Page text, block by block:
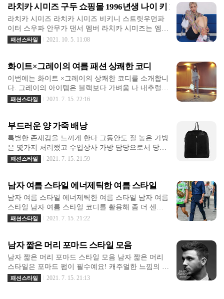
여운 소매 디테일이 더해진 미니 원피스는 당신의 매
력을 한층 업그레이드할 것입니다. 2. 크롭 탑 - "자신
감 넘치는 포인트" 귀여운 패션에 섹시함을 더하고
싶다..
느낌을 주는 컷이다. 주로 이마가 넓은 사람에게 잘
어울리며 얼굴형이 갸름할수록 좋다. 다음으로 투블
럭컷은 윗머리와 아랫머리 길이 차이를 두어 두 개의
블럭 형태로 나누는 커트 방식이다. 전체적으로 깔끔
하고 시원한 느낌을 주며 이목구비가 뚜렷한 사람에
로 올려 이마를 드러내는 스타일로 깔끔하면서도 세
련된 이미지를 연출한다. 다만 직모이거나 모발이 굵
으면 관리가 어려울 수 있으니 펌 시술을 함께 받는
것이 좋다.
라치카 시미즈 구두 쇼핑몰 1996년생 나이 키 ESFP 프로필
라치카 시미즈 라치카 시미즈 비키니 스트릿우먼파
이터 스우파 안무가 댄서 멤버 라치카 시미즈는 엠넷
댄스 서바이벌 댄스 프로그램인 스트리트 우먼 파이
댄서는 빼앗겼습니다. 오늘은 댄서 시미즈에 대해 알
아보겠습니다. 저의 현재 직업은 댄서 겸 댄스 강사
이며, 크루 라치카의 멤버입니다. 유명한 가수 보아
와 청아가 안무를 기획하고 가수들의 백댄서로 활동
했다고 합니다. 그리고 그들은 또한 댄스 아카데미에
이라는 뜻이지만, 그녀의 친구들은 그녀를 시미라고
부르고 시미즈라고 이름 지었습니다. 댄스 강사가 될
수 있는 기회는 댄스 학원에서 학생들을 가르치고 몇
몇 학원에서 강사..
패션스타일 2021. 10. 5. 11:08
화이트×그레이의 여름 패션 상쾌한 코디
이번에는 화이트 ×그레이의 상쾌한 코디를 소개합니
다. 그레이의 아이템은 블랙보다 가벼움 나 내추럴
감이 나는 것으로 시즌의 유행 패션을 만들기 쉬운
도 도입됩니다 자연스러운 화이트×그레이×실버의
조합 흰색 민소매 톰스에 회색 가우초 팬츠를 맞춘
가벼운 캐주얼 스타일입니다. 발밑에서는 오픈 투 샌
들에서 러프 감을 도입하고 있어 화이트 ×은색 바카
라 토트 백의 광택이 엑센트가 되어 있군요. 상큼과
게, ZARA 여자 스타일 화이트의 소매 프릴 톱스에
비쳐 회색 태울 치마를 맞춘 시원한 페미닌 스타일입
니다. 사뿐히 감 있는 아이템을 사용한 자연스러운
인상의 인기가 패..
패션스타일 2021. 7. 15. 22:16
부드러운 양 가죽 배낭
특별한 존재감을 느끼게 한다 그동안도 질 높은 가방
은 몇가지 처리했고 수입상사 가방 담당으로서 당신
가방 브랜드도 봤습니다. 근데 뭐가 다릅니다. 다만
등도 있지만 역시 양 가죽의 부드러움과 질감은 색다
릅니다. 깊이가 있지만 답답함은 느껴지지 않는 절묘
한 염색에 츠아츠아스의 세련됨을 느낍니다. 안쪽에
는 네이비의 양 가죽을 이어 있으므로 엷어서 내구성
과 내 다중성을 걱정 한다고 생각할지도 모르지만 일
불과한데, 이 존재감은 뭘까요? 스스로 수입하고 판
매하고 여기까지 극찬하는 것은 조금 쑥스럽다인데
정말 훌륭합니다. 화상에서는 전해지는 베지 않겠지
만 그림을 보..
패션스타일 2021. 7. 15. 21:59
남자 여름 스타일 에너제틱한 여름 스타일
남자 여름 스타일 에너제틱한 여름 스타일 남자 여름
스타일 남자 여름 스타일 코디를 활용해 좀 더 센스
있는 남성 스타일 좋아지는 클래식 캐주얼 아이템✨
름옷 코디 푹푹 찌는 더운 날엔 스타일도 중요하지만
남녀노소 할 것 없이 일단 시원하게 입는 것이 최고
입니다. 남자들이 여름에 무조건 해야하는 관리 요즘
남자 바지 스타일 1분 정리 나만을 위한 블랙, 느낌
있는 남자들의 스타일답답한 머리를 상쾌하게 연출
패션스타일 2021. 7. 15. 21:22
남자 짧은 머리 포마드 스타일 모음
남자 짧은 머리 포마드 스타일 모음 남자 짧은 머리
스타일은 포마드 펌이 필수예요! 캐주얼한 느낌의 올
림머리를 하려면 어떤 스타일로 해야지 잘 어를 릴까
패션스타일 2021. 7. 15. 21:13